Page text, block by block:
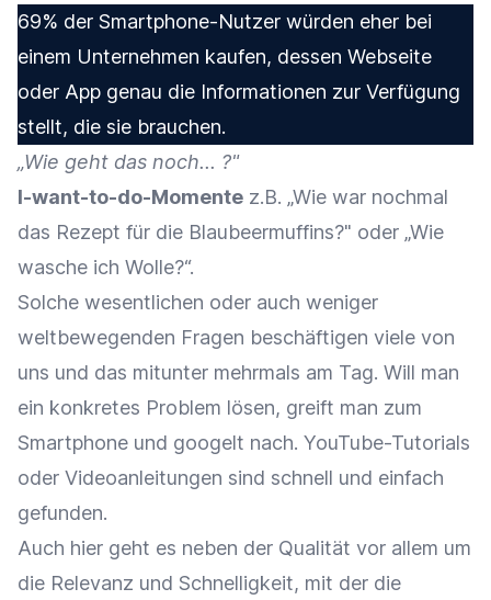
69% der Smartphone-Nutzer würden eher bei
einem Unternehmen kaufen, dessen Webseite
oder App genau die Informationen zur Verfügung
stellt, die sie brauchen.
„Wie geht das noch... ?"
I-want-to-do-Momente z.B. „Wie war nochmal
das Rezept für die Blaubeermuffins?" oder „Wie
wasche ich Wolle?“.
Solche wesentlichen oder auch weniger
weltbewegenden Fragen beschäftigen viele von
uns und das mitunter mehrmals am Tag. Will man
ein konkretes Problem lösen, greift man zum
Smartphone und googelt nach. YouTube-Tutorials
oder Videoanleitungen sind schnell und einfach
gefunden.
Auch hier geht es neben der Qualität vor allem um
die Relevanz und Schnelligkeit, mit der die